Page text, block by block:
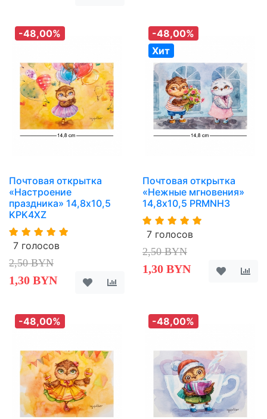
-48,00%
Почтовая открытка
«Настроение
праздника» 14,8х10,5
KPK4XZ
7 голосов
2,50 BYN
1,30 BYN
-48,00%
Хит
Почтовая открытка
«Нежные мгновения»
14,8х10,5 PRMNH3
7 голосов
2,50 BYN
1,30 BYN
-48,00% -48,00%